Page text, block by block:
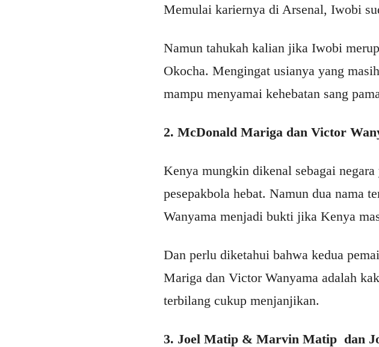
Memulai kariernya di Arsenal, Iwobi
Namun tahukah kalian jika Iwobi
Okocha. Mengingat usianya yang
mampu menyamai kehebatan sang
2. McDonald Mariga dan Victor
Kenya mungkin dikenal sebagai
pesepakbola hebat. Namun dua nama
Wanyama menjadi bukti jika Kenya
Dan perlu diketahui bahwa kedua
Mariga dan Victor Wanyama adalah
terbilang cukup menjanjikan.
3. Joel Matip & Marvin Matip dan